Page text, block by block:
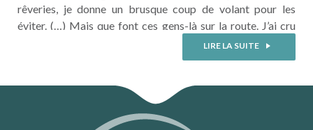
rêveries, je donne un brusque coup de volant pour les
éviter. (…) Mais que font ces gens-là sur la route. J’ai cru
voir des gosses…. (…) Je leur propose de monter à l’arrière,
LIRE LA SUITE
LIRE LA SUITE